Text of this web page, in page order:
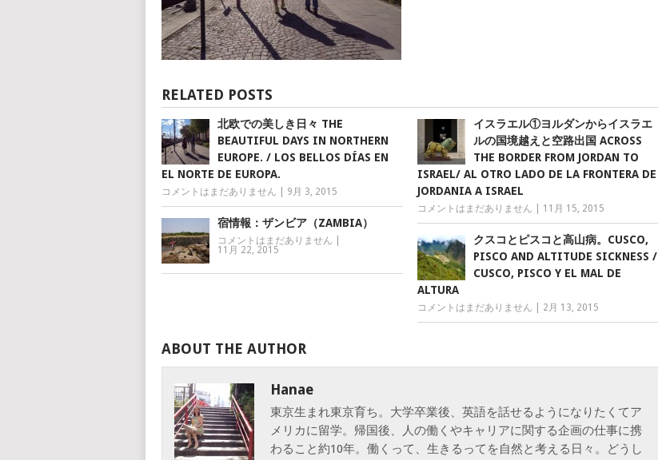
RELATED POSTS
北欧での美しき日々 THE
BEAUTIFUL DAYS IN NORTHERN
EUROPE. / LOS BELLOS DÍAS EN
EL NORTE DE EUROPA.
コメントはまだありません 9月 3, 2015
イスラエル①ヨルダンからイスラエ
ルの国境越えと空路出国 ACROSS
THE BORDER FROM JORDAN TO
ISRAEL/ AL OTRO LADO DE LA FRONTERA DE
JORDANIA A ISRAEL
コメントはまだありません 11月 15, 2015
宿情報：ザンビア（ZAMBIA）
コメントはまだありません
11月 22, 2015
クスコとピスコと高山病。CUSCO,
PISCO AND ALTITUDE SICKNESS /
CUSCO, PISCO Y EL MAL DE
ALTURA
コメントはまだありません 2月 13, 2015
ABOUT THE AUTHOR
Hanae
東京生まれ東京育ち。大学卒業後、英語を話せるようになりたくてア
メリカに留学。帰国後、人の働くやキャリアに関する企画の仕事に携
わること約10年。働くって、生きるってを自然と考える日々。どうし